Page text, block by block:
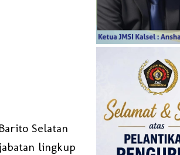
Selatan
lingkup